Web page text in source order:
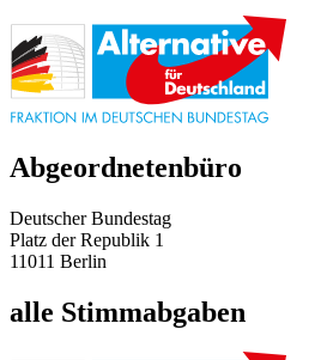
Abgeordnetenbüro
Deutscher Bundestag
Platz der Republik 1
11011 Berlin
alle Stimmabgaben